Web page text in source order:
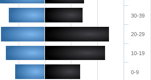
0-9
10-19
20-29
30-39